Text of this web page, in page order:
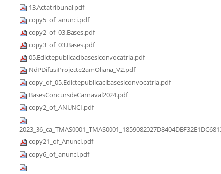
13.Actatribunal.pdf
copy5_of_anunci.pdf
copy2_of_03.Bases.pdf
copy3_of_03.Bases.pdf
05.Edictepublicacibasesiconvocatria.pdf
NdPDifusiProjecte2amOliana_V2.pdf
copy_of_05.Edictepublicacibasesiconvocatria.pdf
BasesConcursdeCarnaval2024.pdf
copy2_of_ANUNCI.pdf
copy21_of_Anunci.pdf
copy6_of_anunci.pdf